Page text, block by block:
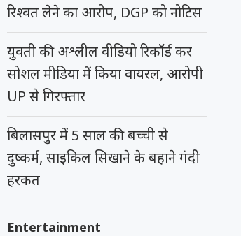
रिश्वत लेने का आरोप, DGP को नोटिस
युवती की अश्लील वीडियो रिकॉर्ड कर
सोशल मीडिया में किया वायरल, आरोपी
UP से गिरफ्तार
बिलासपुर में 5 साल की बच्ची से
दुष्कर्म, साइकिल सिखाने के बहाने गंदी
हरकत
Entertainment